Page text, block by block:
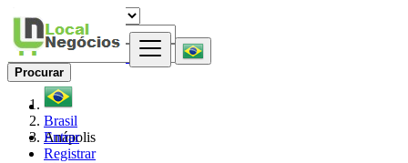
Entrar
Registrar
Procurar
Brasil
Anápolis